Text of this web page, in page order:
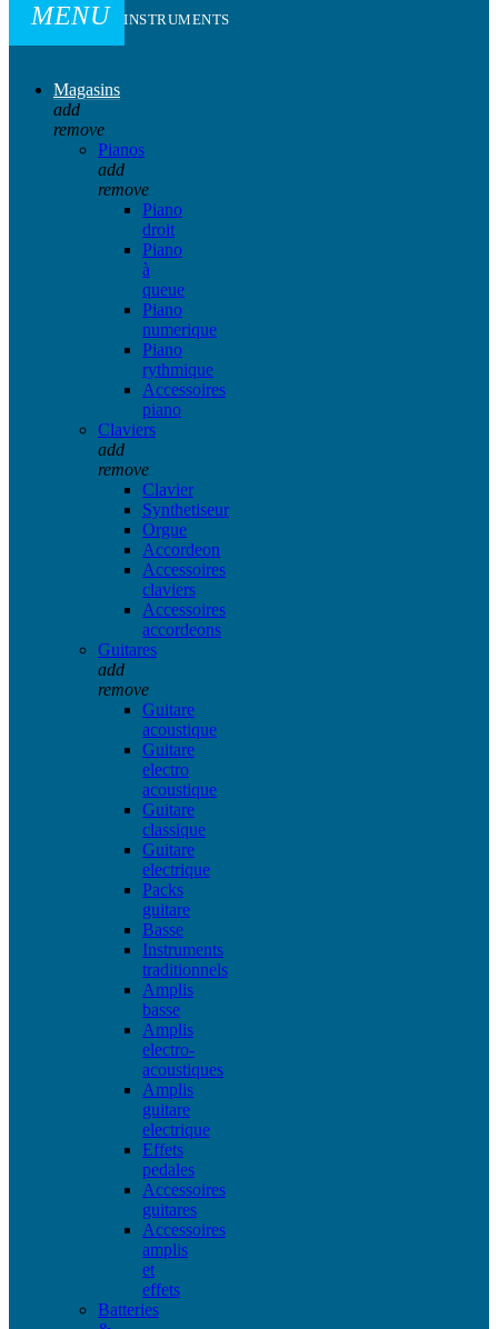
MENU INSTRUMENTS
Magasins
add
remove
Pianos
add
remove
Piano
droit
Piano
à
queue
Piano
numerique
Piano
rythmique
Accessoires
piano
Claviers
add
remove
Clavier
Synthetiseur
Orgue
Accordeon
Accessoires
claviers
Accessoires
accordeons
Guitares
add
remove
Guitare
acoustique
Guitare
electro
acoustique
Guitare
classique
Guitare
electrique
Packs
guitare
Basse
Instruments
traditionnels
Amplis
basse
Amplis
electro-
acoustiques
Amplis
guitare
electrique
Effets
pedales
Accessoires
guitares
Accessoires
amplis
et
effets
Batteries